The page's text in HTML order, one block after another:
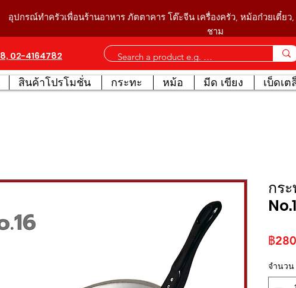
อุปกรณ์ทำครัวเพื่อนร้านอาหาร ภัตตาคาร โต๊ะจีน เครื่องครัว, หม้อก๋วยเตี๋ย
ชาม
02-4164782
สินค้าโปรโมชั่น กระทะ หม้อ มีด เขียง เบ็ดเต
กร
฿
จำนวน